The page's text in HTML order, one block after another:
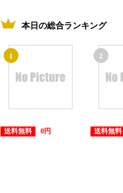
本日の総合ランキング
1
送料無料 0円
2
送料無料